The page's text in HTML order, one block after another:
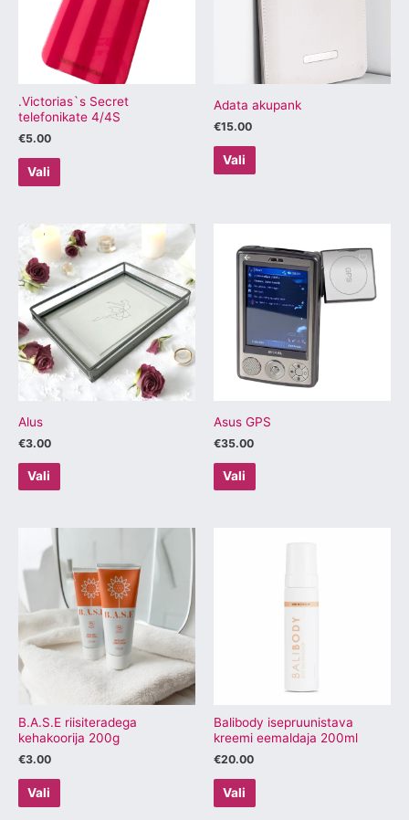
.Victorias`s Secret
telefonikate 4/4S
€5.00
Vali
varianti.
Valikuid
saab
teha
tootelehel.
Adata akupank
€15.00
Vali
varianti.
Valikuid
saab
teha
tootelehel.
Alus
€3.00
Vali
Sellel
tootel
on
mitu
Valikuid
saab
teha
Asus GPS
€35.00
Vali
tootel
on
mitu
varianti.
Valikuid
saab
tootelehel.
B.A.S.E riisiteradega
kehakoorija 200g
€3.00
Vali
tootel
on
mitu
varianti.
Valikuid
tootelehel.
Balibody isepruunistava
kreemi eemaldaja 200ml
€20.00
Vali
varianti.
Valikuid
tootelehel.